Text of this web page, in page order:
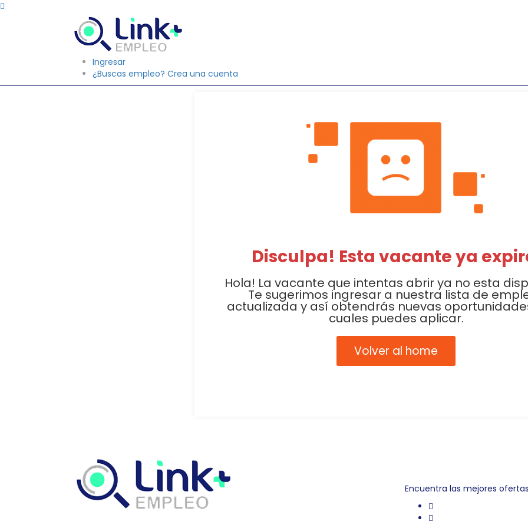
Ingresar
¿Buscas empleo? Crea una cuenta
Disculpa! Esta vacante ya
Hola! La vacante que intentas abrir ya no esta
Te sugerimos ingresar a nuestra lista de
actualizada y así obtendrás nuevas
cuales puedes aplicar.
Volver al home
Encuentra las mejores